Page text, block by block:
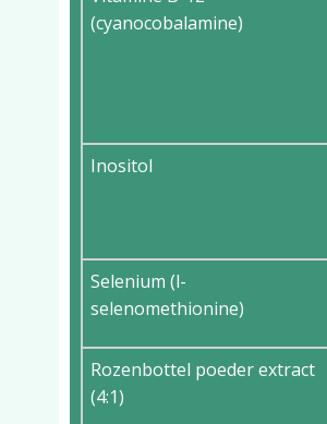
(cyanocobalamine)
Inositol
Selenium (l-
selenomethionine)
Rozenbottel poeder extract
(4:1)